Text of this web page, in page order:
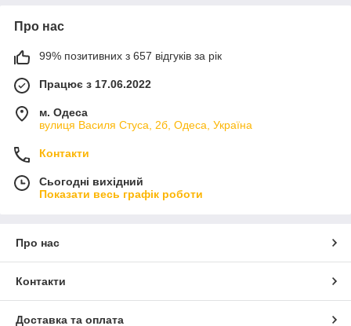
Про нас
99% позитивних з 657 відгуків за рік
Працює з 17.06.2022
м. Одеса
вулиця Василя Стуса, 2б, Одеса, Україна
Контакти
Сьогодні вихідний
Показати весь графік роботи
Про нас
Контакти
Доставка та оплата